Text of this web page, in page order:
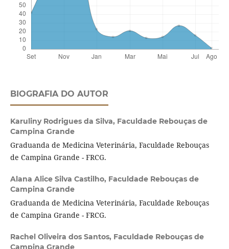
BIOGRAFIA DO AUTOR
Karuliny Rodrigues da Silva, Faculdade Rebouças de
Campina Grande
Graduanda de Medicina Veterinária, Faculdade Rebouças
de Campina Grande - FRCG.
Alana Alice Silva Castilho, Faculdade Rebouças de
Campina Grande
Graduanda de Medicina Veterinária, Faculdade Rebouças
de Campina Grande - FRCG.
Rachel Oliveira dos Santos, Faculdade Rebouças de
Campina Grande